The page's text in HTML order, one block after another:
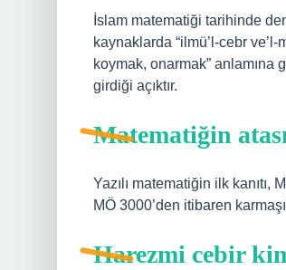
İslam matematiği tarihinde
kaynaklarda “ilmü’l-cebr
koymak, onarmak” anlamına
girdiği açıktır.
Matematiğin
Yazılı matematiğin ilk
MÖ 3000’den itibaren
Harezmi cebir